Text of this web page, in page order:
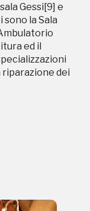
Gessi[9] e
la Sala
ed il
riparazione dei
questo